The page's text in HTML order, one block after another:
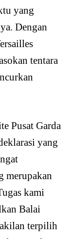
yang
Dengan
tentara
Pusat Garda
yang
merupakan
kami
Balai
terpilih